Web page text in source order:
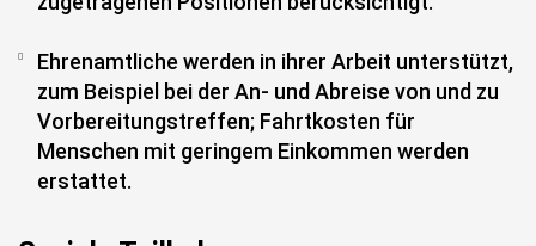
Ehrenamtliche werden in ihrer Arbeit unterstützt,
zum Beispiel bei der An- und Abreise von und zu
Vorbereitungstreffen; Fahrtkosten für
Menschen mit geringem Einkommen werden
erstattet.